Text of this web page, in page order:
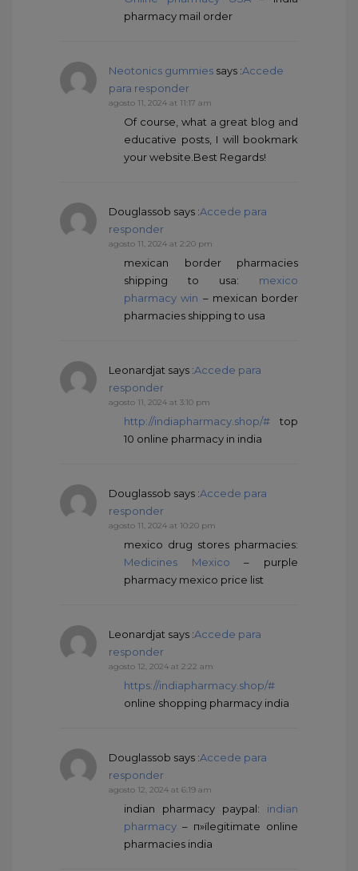
pharmacy mail order
Neotonics gummies says :Accede
para responder
agosto 11, 2024 at 11:17 am
Of course, what a great blog and
educative posts, I will bookmark
your website.Best Regards!
Douglassob says :Accede para
responder
agosto 11, 2024 at 2:20 pm
mexican border pharmacies
shipping to usa: mexico
pharmacy win – mexican border
pharmacies shipping to usa
Leonardjat says :Accede para
responder
agosto 11, 2024 at 3:10 pm
http://indiapharmacy.shop/# top
10 online pharmacy in india
Douglassob says :Accede para
responder
agosto 11, 2024 at 10:20 pm
mexico drug stores pharmacies:
Medicines Mexico – purple
pharmacy mexico price list
Leonardjat says :Accede para
responder
agosto 12, 2024 at 2:22 am
https://indiapharmacy.shop/#
online shopping pharmacy india
Douglassob says :Accede para
responder
agosto 12, 2024 at 6:19 am
indian pharmacy paypal: indian
pharmacy – п»їlegitimate online
pharmacies india